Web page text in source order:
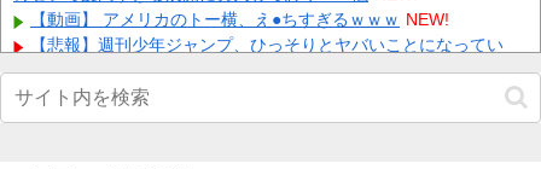
本人志さんとのツーショットが完全に別人だとネット騒然！
「... NEW!
Powered by livedoor 相互RSS
【動画】 アメリカのトー横、え●ちすぎるｗｗｗ NEW!
【悲報】週刊少年ジャンプ、ひっそりとヤバいことになってい
【画像】 田中みな実(39) 妊娠中でも露出多めのドレス、これノー
NEW!